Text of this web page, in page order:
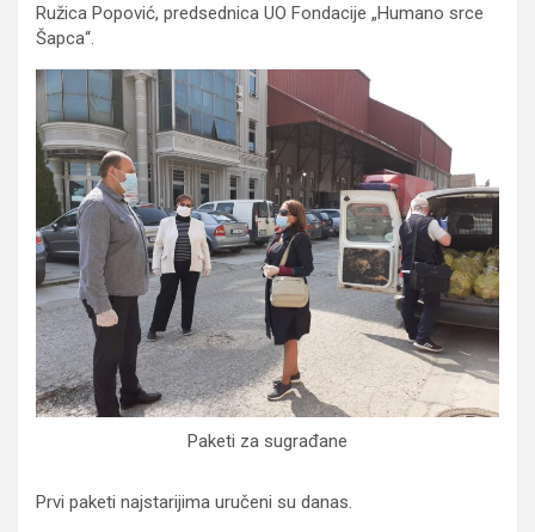
Ružica Popović, predsednica UO Fondacije „Humano srce
Šapca“.
Paketi za sugrađane
Prvi paketi najstarijima uručeni su danas.